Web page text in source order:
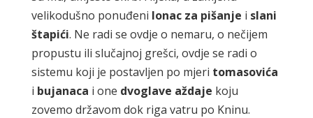
velikodušno ponuđeni lonac za pišanje i slani
štapići. Ne radi se ovdje o nemaru, o nečijem
propustu ili slučajnoj grešci, ovdje se radi o
sistemu koji je postavljen po mjeri tomasovića
i bujanaca i one dvoglave aždaje koju
zovemo državom dok riga vatru po Kninu.